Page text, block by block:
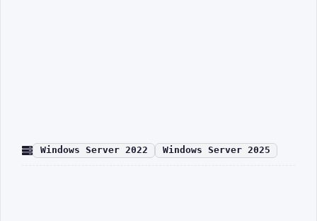
Windows Server 2022 Windows Server 2025